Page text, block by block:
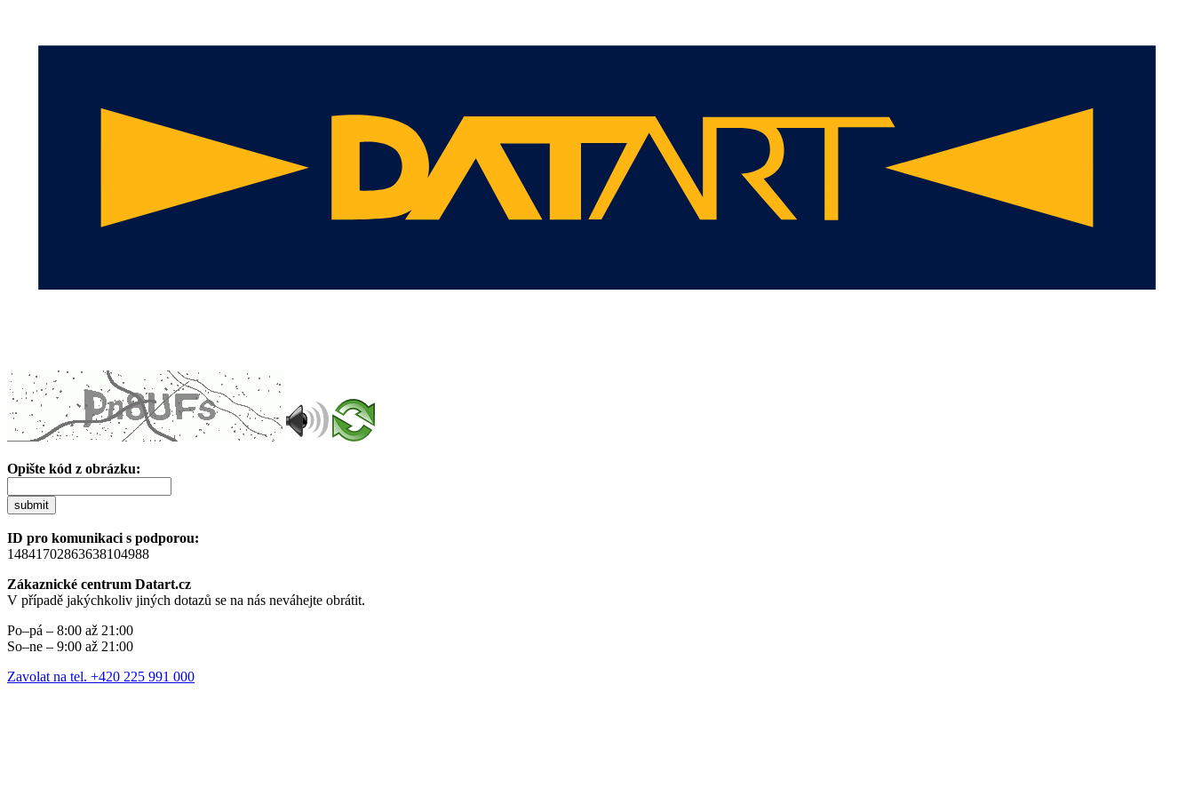
Opište kód z obrázku:
submit
ID pro komunikaci s podporou:
14841702863638104988
Zákaznické centrum Datart.cz
V případě jakýchkoliv jiných dotazů se na nás neváhejte obrátit.
Po–pá – 8:00 až 21:00
So–ne – 9:00 až 21:00
Zavolat na tel. +420 225 991 000